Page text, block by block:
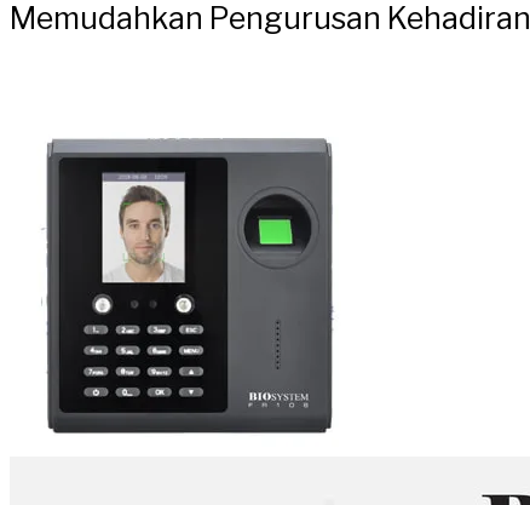
Memudahkan Pengurusan